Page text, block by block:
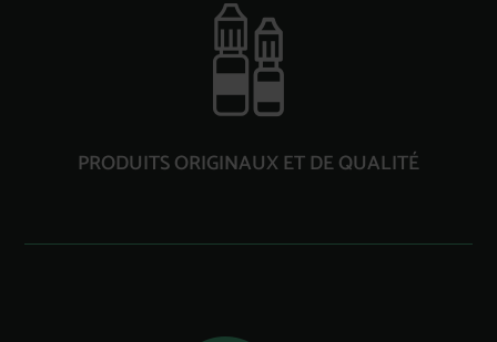
PRODUITS ORIGINAUX ET DE QUALITÉ